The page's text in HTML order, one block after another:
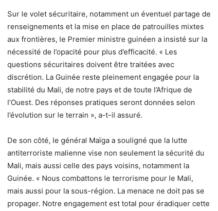
Sur le volet sécuritaire, notamment un éventuel partage de
renseignements et la mise en place de patrouilles mixtes
aux frontières, le Premier ministre guinéen a insisté sur la
nécessité de l’opacité pour plus d’efficacité. « Les
questions sécuritaires doivent être traitées avec
discrétion. La Guinée reste pleinement engagée pour la
stabilité du Mali, de notre pays et de toute l’Afrique de
l’Ouest. Des réponses pratiques seront données selon
l’évolution sur le terrain », a-t-il assuré.
De son côté, le général Maïga a souligné que la lutte
antiterroriste malienne vise non seulement la sécurité du
Mali, mais aussi celle des pays voisins, notamment la
Guinée. « Nous combattons le terrorisme pour le Mali,
mais aussi pour la sous-région. La menace ne doit pas se
propager. Notre engagement est total pour éradiquer cette